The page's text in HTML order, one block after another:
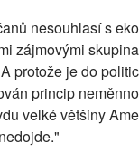
nesouhlasí s
zájmovými
protože je do
princip
velké většiny